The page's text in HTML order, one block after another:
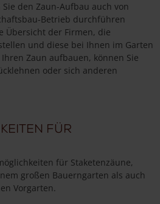
den Zaun-Aufbau auch von
Betrieb durchführen
Übersicht der Firmen, die
und diese bei Ihnen im Garten
Zaun aufbauen, können Sie
oder sich anderen
für
für Staketenzäune,
großen Bauerngarten als auch
Vorgarten.